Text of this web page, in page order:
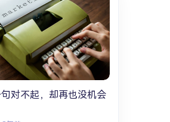
对不起，却再也没机会